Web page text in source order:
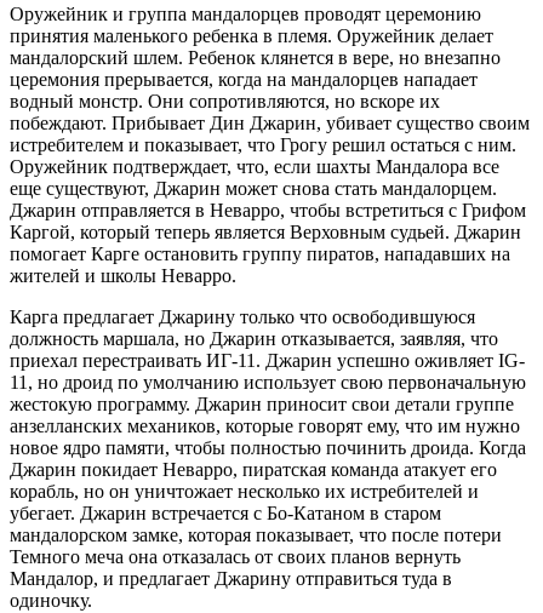
Оружейник и группа мандалорцев проводят церемонию
принятия маленького ребенка в племя. Оружейник делает
мандалорский шлем. Ребенок клянется в вере, но внезапно
церемония прерывается, когда на мандалорцев нападает
водный монстр. Они сопротивляются, но вскоре их
побеждают. Прибывает Дин Джарин, убивает существо своим
истребителем и показывает, что Грогу решил остаться с ним.
Оружейник подтверждает, что, если шахты Мандалора все
еще существуют, Джарин может снова стать мандалорцем.
Джарин отправляется в Неварро, чтобы встретиться с Грифом
Каргой, который теперь является Верховным судьей. Джарин
помогает Карге остановить группу пиратов, нападавших на
жителей и школы Неварро.
Карга предлагает Джарину только что освободившуюся
должность маршала, но Джарин отказывается, заявляя, что
приехал перестраивать ИГ-11. Джарин успешно оживляет IG-
11, но дроид по умолчанию использует свою первоначальную
жестокую программу. Джарин приносит свои детали группе
анзелланских механиков, которые говорят ему, что им нужно
новое ядро памяти, чтобы полностью починить дроида. Когда
Джарин покидает Неварро, пиратская команда атакует его
корабль, но он уничтожает несколько их истребителей и
убегает. Джарин встречается с Бо-Катаном в старом
мандалорском замке, которая показывает, что после потери
Темного меча она отказалась от своих планов вернуть
Мандалор, и предлагает Джарину отправиться туда в
одиночку.